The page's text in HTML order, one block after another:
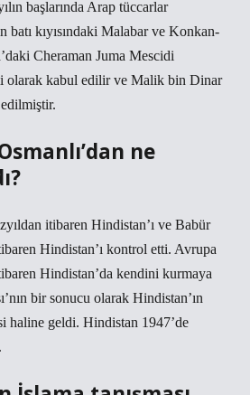
başlarında Arap tüccarlar
batı kıyısındaki Malabar ve Konkan-
Cheraman Juma Mescidi
olarak kabul edilir ve Malik bin Dinar
ne
itibaren Hindistan’ı ve Babür
Hindistan’ı kontrol etti. Avrupa
Hindistan’da kendini kurmaya
bir sonucu olarak Hindistan’ın
haline geldi. Hindistan 1947’de